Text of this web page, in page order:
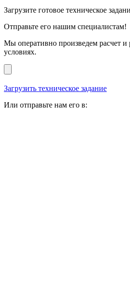
Загрузите готовое техническое
Отправьте его нашим специалистам!
Мы оперативно произведем расчет
условиях.
Загрузить техническое задание
Или отправьте нам его в: